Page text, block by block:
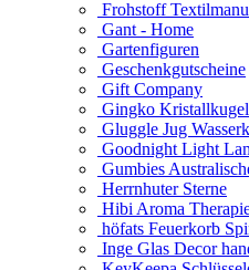
Frohstoff
Gant - Home
Gartenfiguren
Geschenkgutscheine
Gift Company
Gingko
Gluggle Jug
Goodnight Light
Gumbies
Herrnhuter Sterne
Hibi Aroma
höfats Feuerkorb
Inge Glas Decor